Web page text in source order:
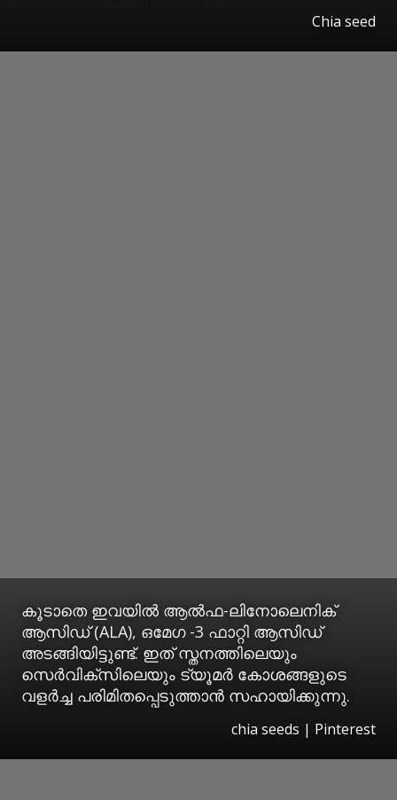
Chia seed
കൂടാതെ ഇവയിൽ ആൽഫ-ലിനോലെനിക്
ആസിഡ് (ALA), ഒമേഗ -3 ഫാറ്റി ആസിഡ്
അടങ്ങിയിട്ടുണ്ട്. ഇത് സ്തനത്തിലെയും
സെർവിക്സിലെയും ട്യൂമർ കോശങ്ങളുടെ
വളർച്ച പരിമിതപ്പെടുത്താൻ സഹായിക്കുന്നു.
chia seeds | Pinterest